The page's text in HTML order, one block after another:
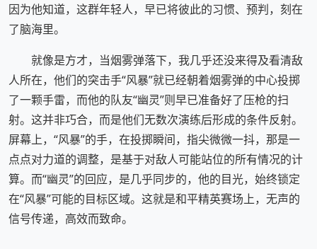
因为他知道，这群年轻人，早已将彼此的习惯、预判，刻在
了脑海里。
就像是方才，当烟雾弹落下，我几乎还没来得及看清敌
人所在，他们的突击手“风暴”就已经朝着烟雾弹的中心投掷
了一颗手雷，而他的队友“幽灵”则早已准备好了压枪的扫
射。这并非巧合，而是他们无数次演练后形成的条件反射。
屏幕上，“风暴”的手，在投掷瞬间，指尖微微一抖，那是一
点点对力道的调整，是基于对敌人可能站位的所有情况的计
算。而“幽灵”的回应，是几乎同步的，他的目光，始终锁定
在“风暴”可能的目标区域。这就是和平精英赛场上，无声的
信号传递，高效而致命。